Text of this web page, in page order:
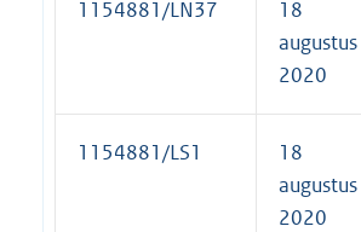
1154881/LN37
18
augustus
2020
1154881/LS1
18
augustus
2020